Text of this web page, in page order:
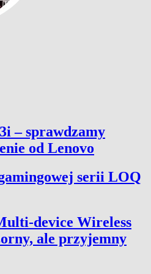
– sprawdzamy
od Lenovo
serii LOQ
device Wireless
ale przyjemny